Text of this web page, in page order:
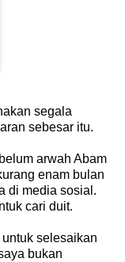
segala
sebesar itu.
arwah Abam
enam bulan
di media sosial.
cari duit.
selesaikan
bukan